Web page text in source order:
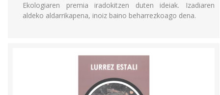
Ekologiaren premia iradokitzen duten ideiak. Izadiaren
aldeko aldarrikapena, inoiz baino beharrezkoago dena.